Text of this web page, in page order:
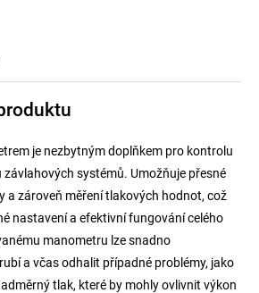
je nezbytným doplňkem pro kontrolu
systémů. Umožňuje přesné
a zároveň měření tlakových hodnot, což
nastavení a efektivní fungování celého
manometru lze snadno
a včas odhalit případné problémy, jako
tlak, které by mohly ovlivnit výkon